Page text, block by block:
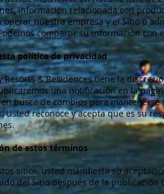
información relacionada con
operar nuestra empresa y el Sitio o
compartir su información con
política de privacidad
Resorts & Residences tiene la
una notificación en la
busca de cambios para
Usted reconoce y acepta que es su
de estos términos
sitios, usted manifiesta su
del Sitio después de la publicación